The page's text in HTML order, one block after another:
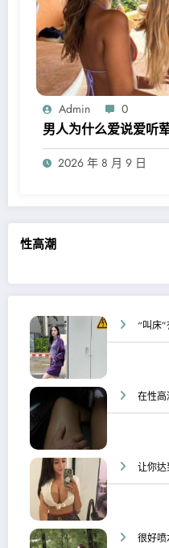
性高潮
“叫床
在性
让你
很好
Admin 0
男人为什么爱说爱听
2026 年 8 月 9 日